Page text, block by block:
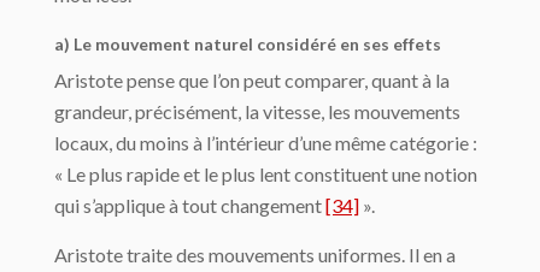
a) Le mouvement naturel considéré en ses effets
Aristote pense que l’on peut comparer, quant à la
grandeur, précisément, la vitesse, les mouvements
locaux, du moins à l’intérieur d’une même catégorie :
« Le plus rapide et le plus lent constituent une notion
qui s’applique à tout changement[34] ».
Aristote traite des mouvements uniformes. Il en a